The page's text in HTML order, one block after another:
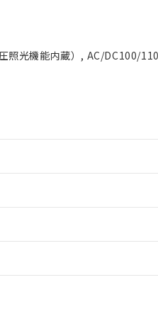
光機能内蔵）, AC/DC100/